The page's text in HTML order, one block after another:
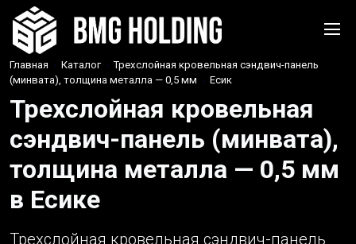
Главная › Каталог › Трехслойная кровельная сэндвич-панель
(минвата), толщина металла — 0,5 мм › Есик
Трехслойная кровельная
сэндвич-панель (минвата),
толщина металла — 0,5 мм
в Есике
Трехслойная кровельная сэндвич-панель